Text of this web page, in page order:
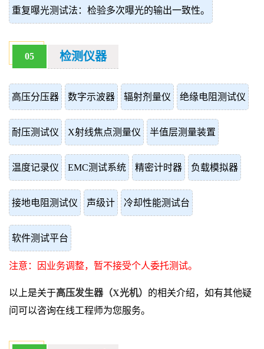
重复曝光测试法：检验多次曝光的输出一致性。
05 检测仪器
高压分压器 数字示波器 辐射剂量仪 绝缘电阻测试仪
耐压测试仪 X射线焦点测量仪 半值层测量装置
温度记录仪 EMC测试系统 精密计时器 负载模拟器
接地电阻测试仪 声级计 冷却性能测试台
软件测试平台
注意：因业务调整，暂不接受个人委托测试。
以上是关于高压发生器（X光机）
的相关介绍，如有其他疑
问可以咨询在线工程师为您服务。